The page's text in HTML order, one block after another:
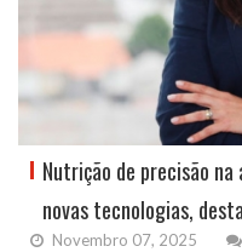
Nutrição de precisão
novas tecnologias,
Novembro 07, 2025